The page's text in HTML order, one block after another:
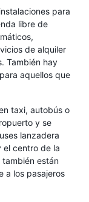
para
libre de
de alquiler
También hay
aquellos que
taxi, autobús o
y se
lanzadera
el centro de la
están
a los pasajeros